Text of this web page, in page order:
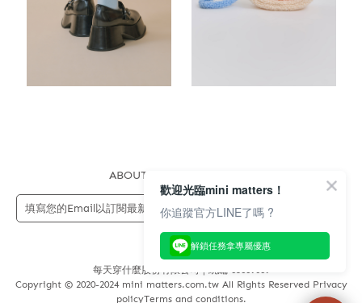
ABOUT US
每天穿什麼股份有限公司 | 統編 83689089
Copyright © 2020-2024 mini matters.com.tw All Rights Reserved Privacy
policyTerms and conditions.
歡迎光臨mini matters！
你追蹤官方LINE了嗎 ?
解鎖任務拿專屬優惠